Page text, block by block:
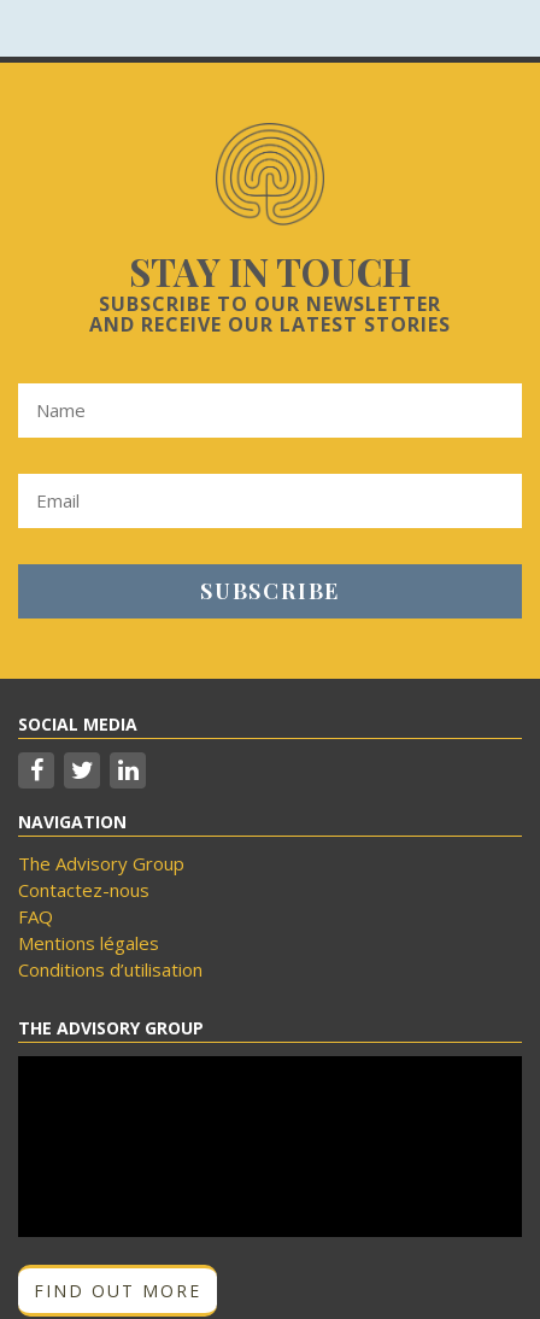
STAY IN TOUCH
SUBSCRIBE TO OUR NEWSLETTER
AND RECEIVE OUR LATEST STORIES
SOCIAL MEDIA
NAVIGATION
The Advisory Group
Contactez-nous
FAQ
Mentions légales
Conditions d’utilisation
THE ADVISORY GROUP
FIND OUT MORE